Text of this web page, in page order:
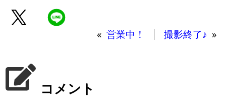
« 営業中！ 撮影終了♪ »
コメント